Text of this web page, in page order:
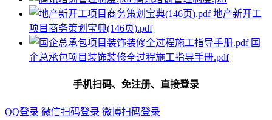
地产新开工
项目商务策划宝典(146页).pdf
国
企总承包项目装饰装修全过程施工指导手册.pdf
手机扫码、免注册、直接登录
QQ登录 微信扫码登录 微博扫码登录